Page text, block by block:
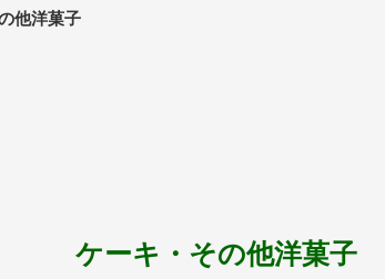
他洋菓子
ケーキ・その他洋菓子